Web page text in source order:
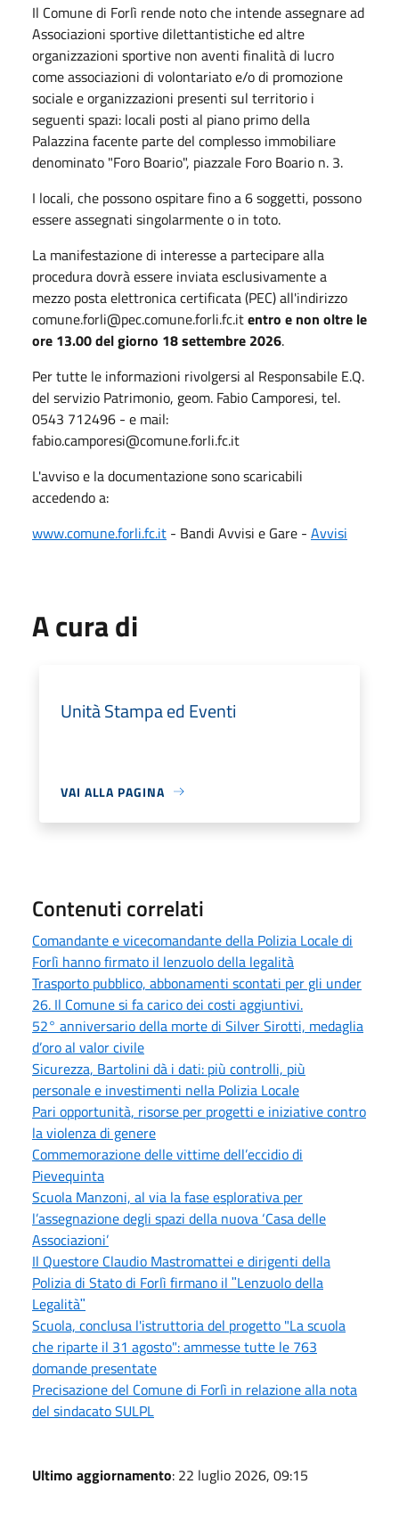
Il Comune di Forlì rende noto che intende assegnare ad
Associazioni sportive dilettantistiche ed altre
organizzazioni sportive non aventi finalità di lucro
come associazioni di volontariato e/o di promozione
sociale e organizzazioni presenti sul territorio i
seguenti spazi: locali posti al piano primo della
Palazzina facente parte del complesso immobiliare
denominato "Foro Boario", piazzale Foro Boario n. 3.
I locali, che possono ospitare fino a 6 soggetti, possono
essere assegnati singolarmente o in toto.
La manifestazione di interesse a partecipare alla
procedura dovrà essere inviata esclusivamente a
mezzo posta elettronica certificata (PEC) all'indirizzo
comune.forli@pec.comune.forli.fc.itentro e non oltre le
ore 13.00 del giorno 18 settembre 2026.
Per tutte le informazioni rivolgersi al Responsabile E.Q.
del servizio Patrimonio, geom. Fabio Camporesi, tel.
0543 712496 - e mail:
fabio.camporesi@comune.forli.fc.it
L'avviso e la documentazione sono scaricabili
accedendo a:
www.comune.forli.fc.it - Bandi Avvisi e Gare - Avvisi
A cura di
Unità Stampa ed Eventi
VAI ALLA PAGINA
Contenuti correlati
Comandante e vicecomandante della Polizia Locale di
Forlì hanno firmato il lenzuolo della legalità
Trasporto pubblico, abbonamenti scontati per gli under
26. Il Comune si fa carico dei costi aggiuntivi.
52° anniversario della morte di Silver Sirotti, medaglia
d’oro al valor civile
Sicurezza, Bartolini dà i dati: più controlli, più
personale e investimenti nella Polizia Locale
Pari opportunità, risorse per progetti e iniziative contro
la violenza di genere
Commemorazione delle vittime dell’eccidio di
Pievequinta
Scuola Manzoni, al via la fase esplorativa per
l’assegnazione degli spazi della nuova ‘Casa delle
Associazioni’
Il Questore Claudio Mastromattei e dirigenti della
Polizia di Stato di Forlì firmano il ʺLenzuolo della
Legalitàʺ
Scuola, conclusa l'istruttoria del progetto "La scuola
che riparte il 31 agosto": ammesse tutte le 763
domande presentate
Precisazione del Comune di Forlì in relazione alla nota
del sindacato SULPL
Ultimo aggiornamento: 22 luglio 2026, 09:15